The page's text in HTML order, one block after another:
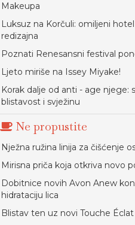
Makeupa
Luksuz na Korčuli: omiljeni
redizajna
Poznati Renesansni festival
Ljeto miriše na Issey Miyake!
Korak dalje od anti - age njege:
blistavost i svježinu
Ne propustite
Nježna ružina linija za čišćenje
Mirisna priča koja otkriva novo
Dobitnice novih Avon Anew
hidrataciju lica
Blistav ten uz novi Touche